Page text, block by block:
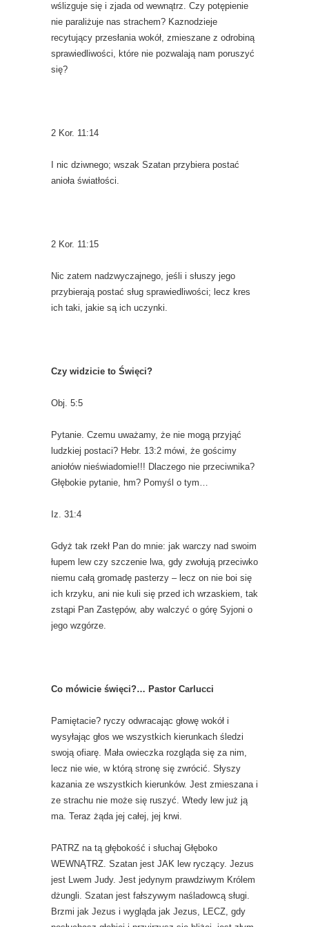
wślizguje się i zjada od wewnątrz. Czy potępienie
nie paraliżuje nas strachem? Kaznodzieje
recytujący przesłania wokół, zmieszane z odrobiną
sprawiedliwości, które nie pozwalają nam poruszyć
się?
2 Kor. 11:14
I nic dziwnego; wszak Szatan przybiera postać
anioła światłości.
2 Kor. 11:15
Nic zatem nadzwyczajnego, jeśli i słuszy jego
przybierają postać sług sprawiedliwości; lecz kres
ich taki, jakie są ich uczynki.
Czy widzicie to Święci?
Obj. 5:5
Pytanie. Czemu uważamy, że nie mogą przyjąć
ludzkiej postaci? Hebr. 13:2 mówi, że gościmy
aniołów nieświadomie!!! Dlaczego nie przeciwnika?
Głębokie pytanie, hm? Pomyśl o tym…
Iz. 31:4
Gdyż tak rzekł Pan do mnie: jak warczy nad swoim
łupem lew czy szczenie lwa, gdy zwołują przeciwko
niemu całą gromadę pasterzy – lecz on nie boi się
ich krzyku, ani nie kuli się przed ich wrzaskiem, tak
zstąpi Pan Zastępów, aby walczyć o górę Syjoni o
jego wzgórze.
Co mówicie święci?… Pastor Carlucci
Pamiętacie? ryczy odwracając głowę wokół i
wysyłając głos we wszystkich kierunkach śledzi
swoją ofiarę. Mała owieczka rozgląda się za nim,
lecz nie wie, w którą stronę się zwrócić. Słyszy
kazania ze wszystkich kierunków. Jest zmieszana i
ze strachu nie może się ruszyć. Wtedy lew już ją
ma. Teraz żąda jej całej, jej krwi.
PATRZ na tą głębokość i słuchaj Głęboko
WEWNĄTRZ. Szatan jest JAK lew ryczący. Jezus
jest Lwem Judy. Jest jedynym prawdziwym Królem
dżungli. Szatan jest fałszywym naśladowcą sługi.
Brzmi jak Jezus i wygląda jak Jezus, LECZ, gdy